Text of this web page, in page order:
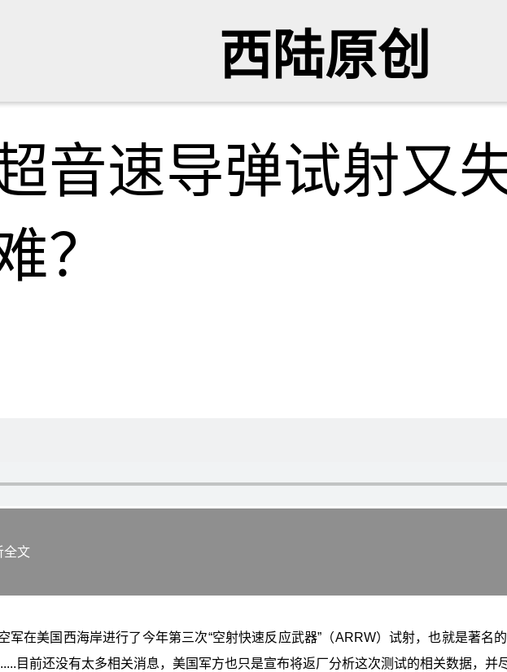
西陆原创
音速导弹试射又
？
全文
军在美国西海岸进行了今年第三次“空射快速反应武器”（ARRW）试射，也就是著名
目前还没有太多相关消息，美国军方也只是宣布将返厂分析这次测试的相关数据，并